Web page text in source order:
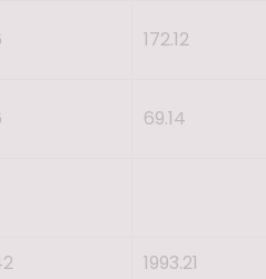
172.12
69.14
1993.21